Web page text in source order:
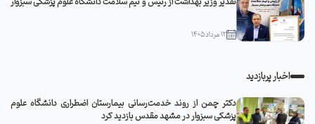
12 مرداد 1405
اخبار پربازدید
دکتر چمن از روند خدمت‌رسانی بیمارستان اضطراری دانشگاه علوم
پزشکی سبزوار در مشهد مقدس بازدید کرد